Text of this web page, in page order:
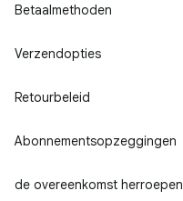
Betaalmethoden
Verzendopties
Retourbeleid
Abonnementsopzeggingen
de overeenkomst herroepen